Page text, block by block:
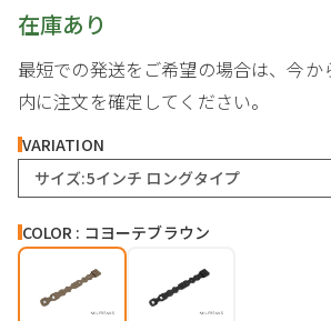
在庫あり
最短での発送をご希望の場合は、今か
内に注文を確定してください。
VARIATION
サイズ:5インチ ロングタイプ
COLOR : コヨーテブラウン